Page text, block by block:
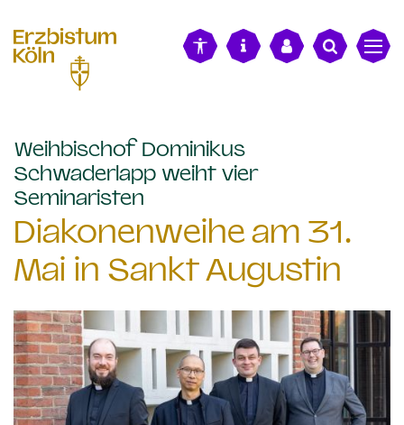
Weihbischof Dominikus
Schwaderlapp weiht vier
Seminaristen
Diakonenweihe am 31.
Mai in Sankt Augustin